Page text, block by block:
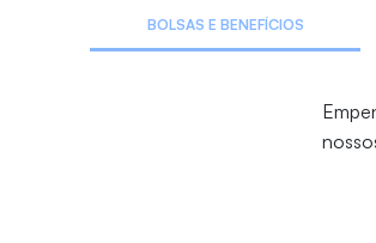
BOLSAS E BENEFÍCIOS